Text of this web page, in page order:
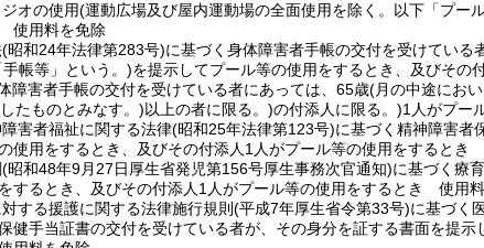
オの使用(運動広場及び屋内運動場の全面使用を除く。以下「プー
使用料を免除
(昭和24年法律第283号)に基づく身体障害者手帳の交付を受けてい
帳等」という。)を提示してプール等の使用をするとき、及びその
障害者手帳の交付を受けている者にあっては、65歳(月の中途にお
たものとみなす。)以上の者に限る。)の付添人に限る。)1人がプー
害者福祉に関する法律(昭和25年法律第123号)に基づく精神障害者
使用をするとき、及びその付添人1人がプール等の使用をするとき
(昭和48年9月27日厚生省発児第156号厚生事務次官通知)に基づく療
するとき、及びその付添人1人がプール等の使用をするとき 使用
する援護に関する法律施行規則 (平成7年厚生省令第33号)に基づく
健手当証書の交付を受けている者が、その身分を証する書面を提